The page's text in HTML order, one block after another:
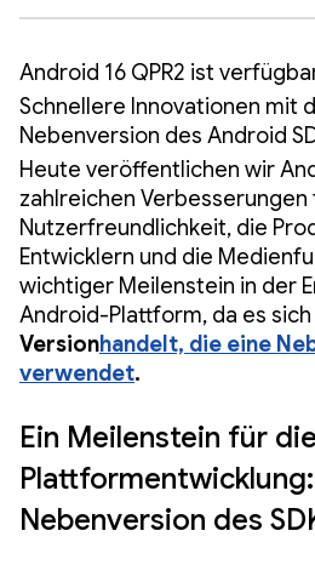
Android 16 QPR2 ist
Schnellere Innovationen mit
Nebenversion des Android
Heute veröffentlichen wir
zahlreichen Verbesserungen
Nutzerfreundlichkeit, die
Entwicklern und die
wichtiger Meilenstein in der
Android-Plattform, da es sich
Versionhandelt, die eine
verwendet.
Ein Meilenstein für die
Nebenversion des